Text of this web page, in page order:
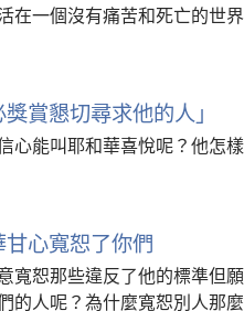
在一個沒有痛苦和死亡的世
獎賞懇切尋求他的人」
心能叫耶和華喜悅呢？他怎
心寬恕了你們
寬恕那些違反了他的標準但
的人呢？為什麼寬恕別人那